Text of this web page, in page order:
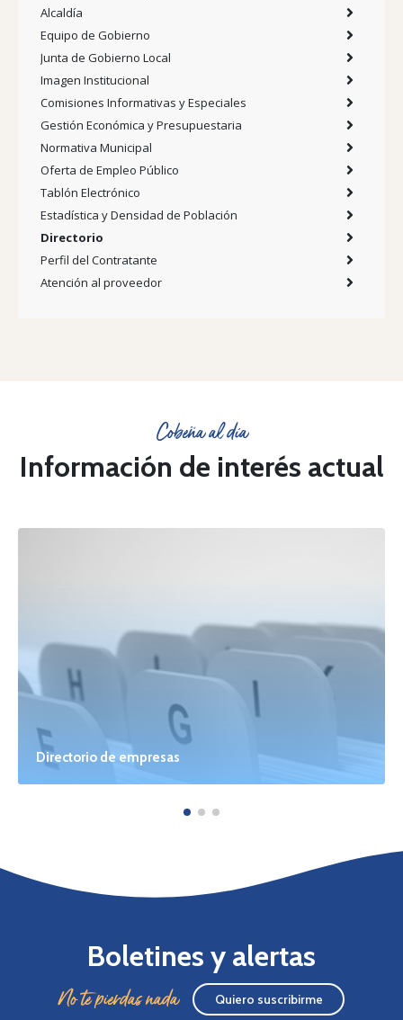
Alcaldía
Equipo de Gobierno
Junta de Gobierno Local
Imagen Institucional
Comisiones Informativas y Especiales
Gestión Económica y Presupuestaria
Normativa Municipal
Oferta de Empleo Público
Tablón Electrónico
Estadística y Densidad de Población
Directorio
Perfil del Contratante
Atención al proveedor
Cobeña al día
Información de interés actual
Directorio de empresas
Boletines y alertas
No te pierdas nada Quiero suscribirme